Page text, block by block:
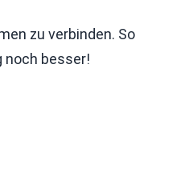
zu verbinden. So
noch besser!